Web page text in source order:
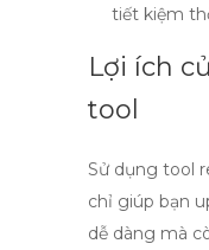
tiết kiệm
Lợi ích
tool
Sử dụng tool
chỉ giúp bạn
dễ dàng mà